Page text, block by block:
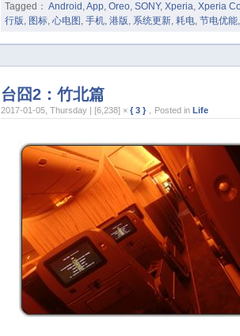
Tagged： Android ,App, Oreo, SONY, Xperia, Xperia
行版, 图标, 心电图 , 手机, 港版, 系统更新, 耗电, 节电优能,
台囧2：竹北篇
2017-01-05, Thursday | [6,238] × { 3 } ，Posted in Life